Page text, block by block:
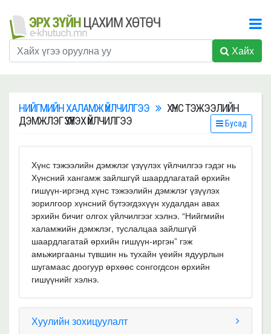
Хайх
НИЙГМИЙН ХАЛАМЖ ҮЙЛЧИЛГЭЭ
ХҮНС ТЭЖЭЭЛИЙН
ДЭМЖЛЭГ ҮЗҮҮЛЭХ ҮЙЛЧИЛГЭЭ
Бусад
Хүнс тэжээлийн дэмжлэг үзүүлэх үйлчилгээ гэдэг нь
Хүнсний хангамж зайлшгүй шаардлагатай өрхийн
гишүүн-иргэнд хүнс тэжээлийн дэмжлэг үзүүлэх
зорилгоор хүнсний бүтээгдэхүүн худалдан авах
эрхийн бичиг олгох үйлчилгээг хэлнэ. “Нийгмийн
халамжийн дэмжлэг, туслалцаа зайлшгүй
шаардлагатай өрхийн гишүүн-иргэн” гэж
амьжиргааны түвшин нь тухайн үеийн ядуурлын
шугамаас доогуур өрхөөс сонгогдсон өрхийн
гишүүнийг хэлнэ.
Хуулийн зохицуулалт